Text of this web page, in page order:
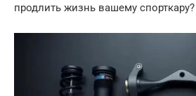
продлить жизнь вашему спорткару?